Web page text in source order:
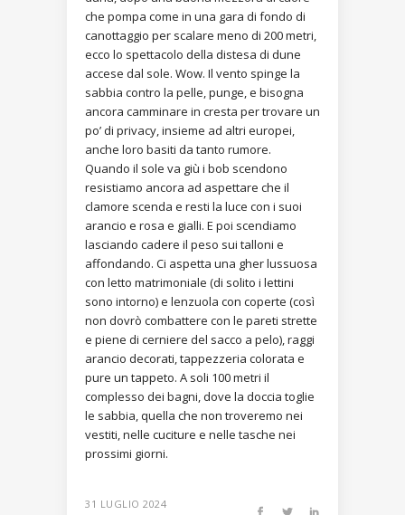
che pompa come in una gara di fondo di
canottaggio per scalare meno di 200 metri,
ecco lo spettacolo della distesa di dune
accese dal sole. Wow. Il vento spinge la
sabbia contro la pelle, punge, e bisogna
ancora camminare in cresta per trovare un
po’ di privacy, insieme ad altri europei,
anche loro basiti da tanto rumore.
Quando il sole va giù i bob scendono
resistiamo ancora ad aspettare che il
clamore scenda e resti la luce con i suoi
arancio e rosa e gialli. E poi scendiamo
lasciando cadere il peso sui talloni e
affondando. Ci aspetta una gher lussuosa
con letto matrimoniale (di solito i lettini
sono intorno) e lenzuola con coperte (così
non dovrò combattere con le pareti strette
e piene di cerniere del sacco a pelo), raggi
arancio decorati, tappezzeria colorata e
pure un tappeto. A soli 100 metri il
complesso dei bagni, dove la doccia toglie
le sabbia, quella che non troveremo nei
vestiti, nelle cuciture e nelle tasche nei
prossimi giorni.
31 LUGLIO 2024